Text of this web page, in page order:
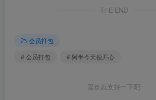
THE END
会员打包
# 会员打包
# 阿半今天很开心
喜欢就支持一下吧